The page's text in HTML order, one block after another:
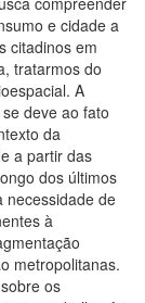
e cidade a
citadinos em
tratarmos do
A
deve ao fato
da
a partir das
dos últimos
necessidade de
à
metropolitanas.
os